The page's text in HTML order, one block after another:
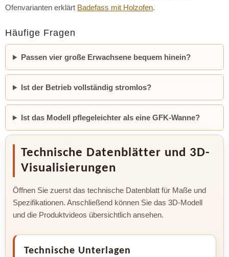
Ofenvarianten erklärt Badefass mit Holzofen.
Häufige Fragen
Passen vier große Erwachsene bequem hinein?
Ist der Betrieb vollständig stromlos?
Ist das Modell pflegeleichter als eine GFK-Wanne?
Technische Datenblätter und 3D-
Visualisierungen
Öffnen Sie zuerst das technische Datenblatt für Maße und
Spezifikationen. Anschließend können Sie das 3D-Modell
und die Produktvideos übersichtlich ansehen.
Technische Unterlagen